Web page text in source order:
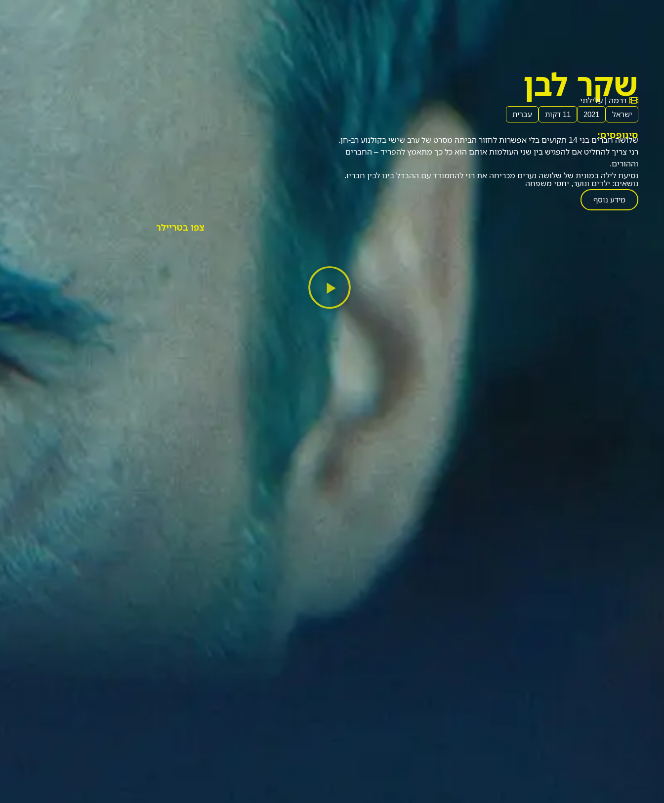
שקר לבן
דרמה | עלילתי
ישראל 2021 11 דקות עברית
סינופסיס:
שלושה חברים בני 14 תקועים בלי אפשרות לחזור הביתה מסרט של ערב שישי בקולנוע רב-חן.
רני צריך להחליט אם להפגיש בין שני העולמות אותם הוא כל כך מתאמץ להפריד – החברים
וההורים.
נסיעת לילה במונית של שלושה נערים מכריחה את רני להתמודד עם ההבדל בינו לבין חבריו.
נושאים: ילדים ונוער, יחסי משפחה
מידע נוסף
צפו בטריילר